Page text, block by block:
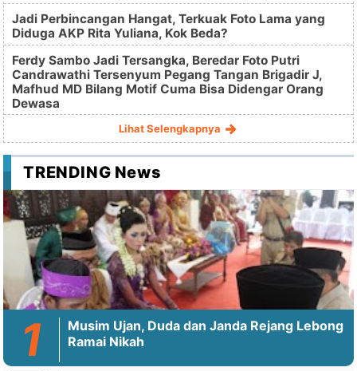
Jadi Perbincangan Hangat, Terkuak Foto Lama yang
Diduga AKP Rita Yuliana, Kok Beda?
Ferdy Sambo Jadi Tersangka, Beredar Foto Putri
Candrawathi Tersenyum Pegang Tangan Brigadir J,
Mafhud MD Bilang Motif Cuma Bisa Didengar Orang
Dewasa
Lihat Selengkapnya
TRENDING News
Musim Ujan, Duda dan Janda Rejang Lebong
Ramai Nikah